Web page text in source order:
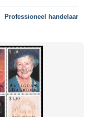
Professioneel handelaar